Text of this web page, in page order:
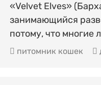
«Velvet Elves»
занимающийся
потому, что многие
питомник кошек